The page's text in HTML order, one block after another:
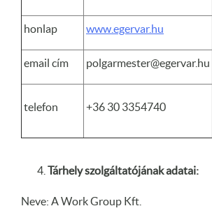
honlap www.egervar.hu
email cím polgarmester@egervar.hu
telefon +36 30 3354740
Tárhely szolgáltatójának adatai:
Neve: A Work Group Kft.